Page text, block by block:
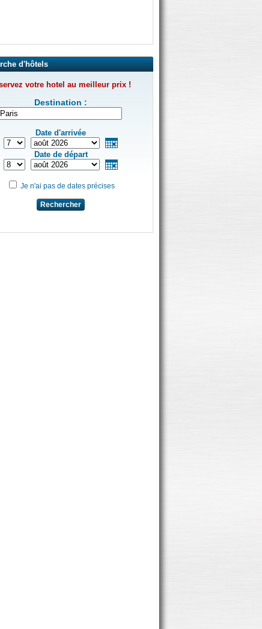
d'hôtels
votre hotel au meilleur prix !
Destination :
Date d'arrivée
Date de départ
Je n'ai pas de dates précises
Rechercher